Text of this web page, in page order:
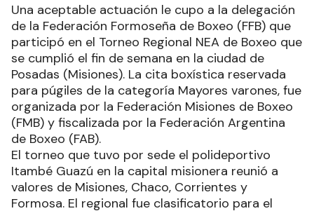
Una aceptable actuación le cupo a la delegación
de la Federación Formoseña de Boxeo (FFB) que
participó en el Torneo Regional NEA de Boxeo que
se cumplió el fin de semana en la ciudad de
Posadas (Misiones). La cita boxística reservada
para púgiles de la categoría Mayores varones, fue
organizada por la Federación Misiones de Boxeo
(FMB) y fiscalizada por la Federación Argentina
de Boxeo (FAB).
El torneo que tuvo por sede el polideportivo
Itambé Guazú en la capital misionera reunió a
valores de Misiones, Chaco, Corrientes y
Formosa. El regional fue clasificatorio para el